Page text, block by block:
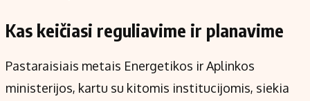
Kas keičiasi reguliavime ir planavime
Pastaraisiais metais Energetikos ir Aplinkos
ministerijos, kartu su kitomis institucijomis, siekia